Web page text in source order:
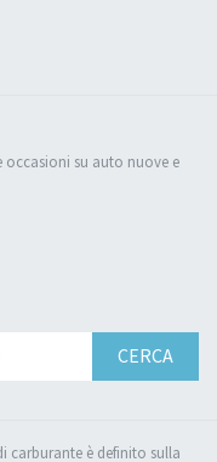
su auto nuove e
CERCA
carburante è definito sulla